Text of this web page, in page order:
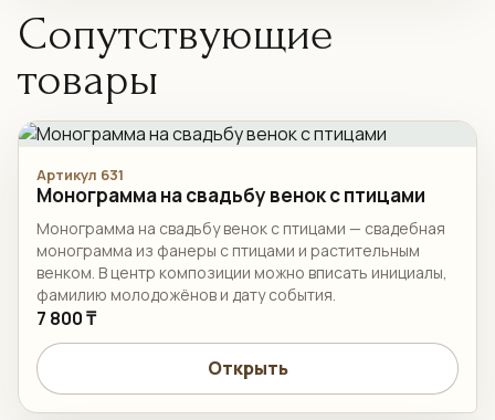
Сопутствующие
товары
Артикул 631
Монограмма на свадьбу венок с птицами
Монограмма на свадьбу венок с птицами — свадебная
монограмма из фанеры с птицами и растительным
венком. В центр композиции можно вписать инициалы,
фамилию молодожёнов и дату события.
7 800 ₸
Открыть